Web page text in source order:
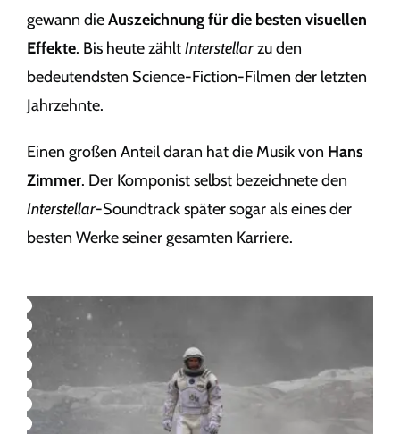
gewann dieAuszeichnung für die besten visuellen
Effekte. Bis heute zähltInterstellarzu den
bedeutendsten Science-Fiction-Filmen der letzten
Jahrzehnte.
Einen großen Anteil daran hat die Musik von Hans
Zimmer. Der Komponist selbst bezeichnete den
Interstellar-Soundtrack später sogar als eines der
besten Werke seiner gesamten Karriere.